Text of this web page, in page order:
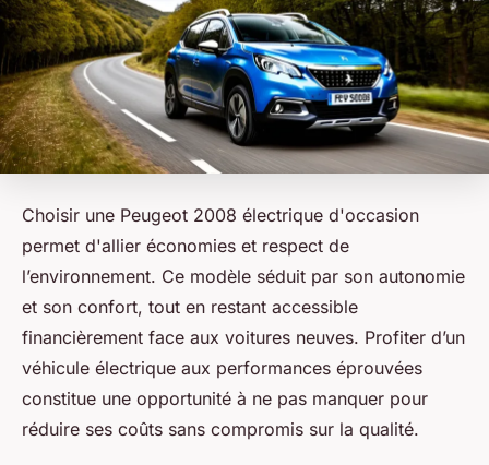
Choisir une Peugeot 2008 électrique d'occasion
permet d'allier économies et respect de
l’environnement. Ce modèle séduit par son autonomie
et son confort, tout en restant accessible
financièrement face aux voitures neuves. Profiter d’un
véhicule électrique aux performances éprouvées
constitue une opportunité à ne pas manquer pour
réduire ses coûts sans compromis sur la qualité.